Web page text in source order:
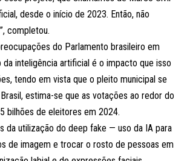
desde o início de 2023. Então, não
completou.
do Parlamento brasileiro em
da inteligência artificial é o impacto que isso
tendo em vista que o pleito municipal se
estima-se que as votações ao redor do
bilhões de eleitores em 2024.
da utilização do deep fake — uso da IA para
de imagem e trocar o rosto de pessoas em